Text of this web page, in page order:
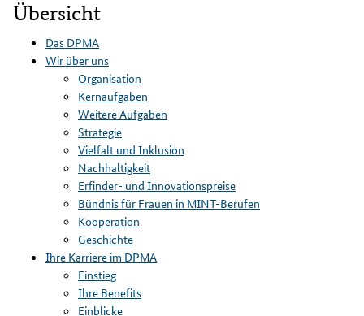
Übersicht
Das DPMA
Wir über uns
Organisation
Kernaufgaben
Weitere Aufgaben
Strategie
Vielfalt und Inklusion
Nachhaltigkeit
Erfinder- und Innovationspreise
Bündnis für Frauen in MINT-Berufen
Kooperation
Geschichte
Ihre Karriere im DPMA
Einstieg
Ihre Benefits
Einblicke